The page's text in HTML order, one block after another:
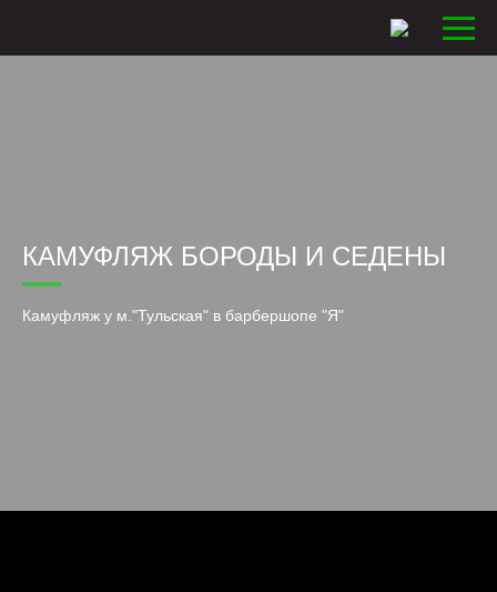
КАМУФЛЯЖ БОРОДЫ И СЕДЕНЫ
Камуфляж у м."Тульская" в барбершопе "Я"